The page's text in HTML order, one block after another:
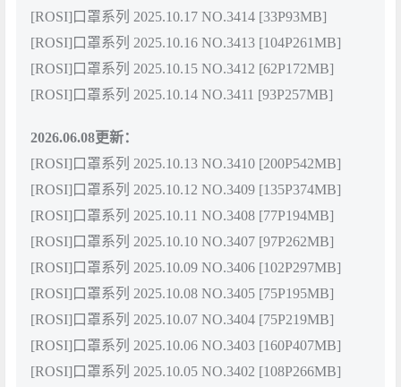
[ROSI]口罩系列 2025.10.17 NO.3414 [33P93MB]
[ROSI]口罩系列 2025.10.16 NO.3413 [104P261MB]
[ROSI]口罩系列 2025.10.15 NO.3412 [62P172MB]
[ROSI]口罩系列 2025.10.14 NO.3411 [93P257MB]
2026.06.08更新：
[ROSI]口罩系列 2025.10.13 NO.3410 [200P542MB]
[ROSI]口罩系列 2025.10.12 NO.3409 [135P374MB]
[ROSI]口罩系列 2025.10.11 NO.3408 [77P194MB]
[ROSI]口罩系列 2025.10.10 NO.3407 [97P262MB]
[ROSI]口罩系列 2025.10.09 NO.3406 [102P297MB]
[ROSI]口罩系列 2025.10.08 NO.3405 [75P195MB]
[ROSI]口罩系列 2025.10.07 NO.3404 [75P219MB]
[ROSI]口罩系列 2025.10.06 NO.3403 [160P407MB]
[ROSI]口罩系列 2025.10.05 NO.3402 [108P266MB]